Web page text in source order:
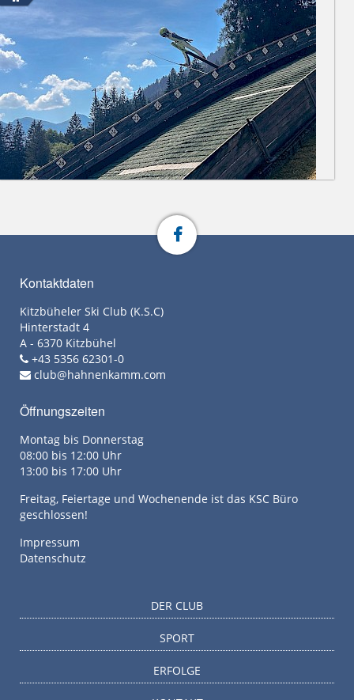
Kontaktdaten
Kitzbüheler Ski Club (K.S.C)
Hinterstadt 4
A - 6370 Kitzbühel
+43 5356 62301-0
club@hahnenkamm.com
Öffnungszeiten
Montag bis Donnerstag
08:00 bis 12:00 Uhr
13:00 bis 17:00 Uhr
Freitag, Feiertage und Wochenende ist das KSC Büro
geschlossen!
Impressum
Datenschutz
DER CLUB
SPORT
ERFOLGE